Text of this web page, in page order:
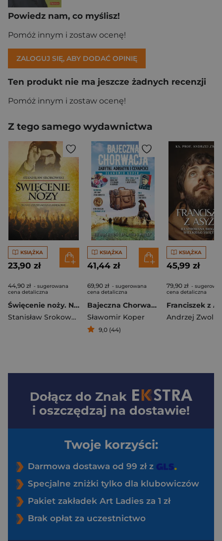
Powiedz nam, co myślisz!
Pomóż innym i zostaw ocenę!
ZALOGUJ SIĘ, ABY DODAĆ OPINIĘ
Ten produkt nie ma jeszcze żadnych recenzji
Pomóż innym i zostaw ocenę!
Z tego samego wydawnictwa
KSIĄŻKA
23,90 zł
44,90 zł - sugerowana
cena detaliczna
Święcenie noży. Nowe opowiadania kresowe
Stanisław Srokowski
KSIĄŻKA
41,44 zł
69,90 zł - sugerowana
cena detaliczna
Bajeczna Chorwacja. Zabytki, Adriatyk i cevapcici
Sławomir Koper
9,0 (44)
KSIĄŻKA
45,99 zł
79,90 zł -
cena detaliczna
Andrzej
Dołącz do Znak
i oszczędzaj na dostawie!
Twoje korzyści:
Darmowa dostawa od 99 zł z
Specjalne zniżki tylko dla klubowiczów
Pakiet zakładek Art Ladies za 1 zł
Brak opłat za uczestnictwo